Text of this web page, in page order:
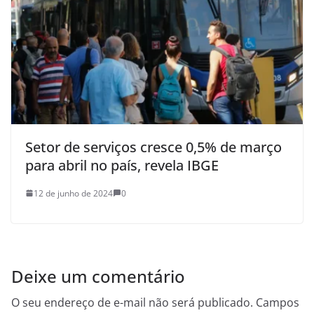
Setor de serviços cresce 0,5% de março
para abril no país, revela IBGE
12 de junho de 2024 0
Deixe um comentário
O seu endereço de e-mail não será publicado. Campos